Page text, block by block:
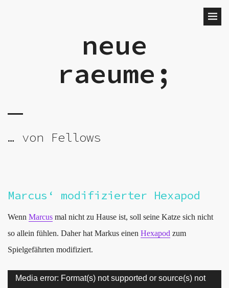
neue
raeume;
… von Fellows
Marcus‘ modifizierter Hexapod
Wenn Marcus mal nicht zu Hause ist, soll seine Katze sich nicht
so allein fühlen. Daher hat Markus einen Hexapod zum
Spielgefährten modifiziert.
Video-
Player
Media error: Format(s) not supported or source(s) not